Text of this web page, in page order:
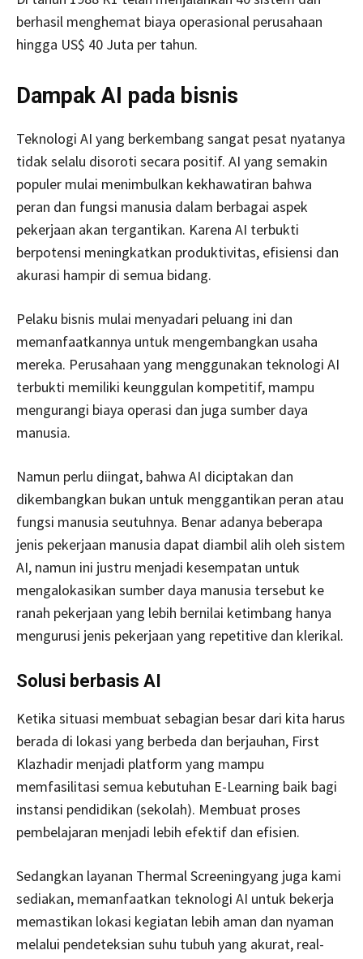
berhasil menghemat biaya operasional perusahaan
hingga US$ 40 Juta per tahun.
Dampak AI pada bisnis
Teknologi AI yang berkembang sangat pesat nyatanya
tidak selalu disoroti secara positif. AI yang semakin
populer mulai menimbulkan kekhawatiran bahwa
peran dan fungsi manusia dalam berbagai aspek
pekerjaan akan tergantikan. Karena AI terbukti
berpotensi meningkatkan produktivitas, efisiensi dan
akurasi hampir di semua bidang.
Pelaku bisnis mulai menyadari peluang ini dan
memanfaatkannya untuk mengembangkan usaha
mereka. Perusahaan yang menggunakan teknologi AI
terbukti memiliki keunggulan kompetitif, mampu
mengurangi biaya operasi dan juga sumber daya
manusia.
Namun perlu diingat, bahwa AI diciptakan dan
dikembangkan bukan untuk menggantikan peran atau
fungsi manusia seutuhnya. Benar adanya beberapa
jenis pekerjaan manusia dapat diambil alih oleh sistem
AI, namun ini justru menjadi kesempatan untuk
mengalokasikan sumber daya manusia tersebut ke
ranah pekerjaan yang lebih bernilai ketimbang hanya
mengurusi jenis pekerjaan yang repetitive dan klerikal.
Solusi berbasis AI
Ketika situasi membuat sebagian besar dari kita harus
berada di lokasi yang berbeda dan berjauhan, First
Klazhadir menjadi platform yang mampu
memfasilitasi semua kebutuhan E-Learning baik bagi
instansi pendidikan (sekolah). Membuat proses
pembelajaran menjadi lebih efektif dan efisien.
Sedangkan layanan Thermal Screeningyang juga kami
sediakan, memanfaatkan teknologi AI untuk bekerja
memastikan lokasi kegiatan lebih aman dan nyaman
melalui pendeteksian suhu tubuh yang akurat, real-